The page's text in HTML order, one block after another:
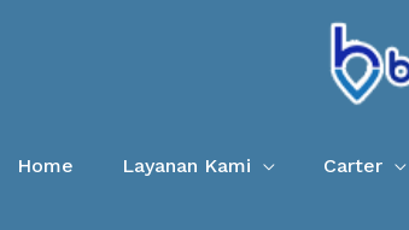
Home Layanan Kami Carter